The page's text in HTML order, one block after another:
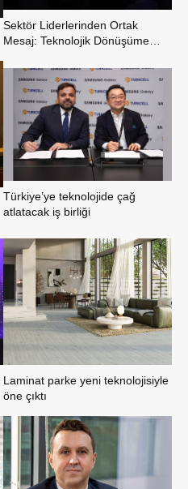
Sektör Liderlerinden Ortak
Mesaj: Teknolojik Dönüşüme
Kalacak
Türkiye’ye teknolojide çağ
atlatacak iş birliği
Laminat parke yeni teknolojisiyle
öne çıktı